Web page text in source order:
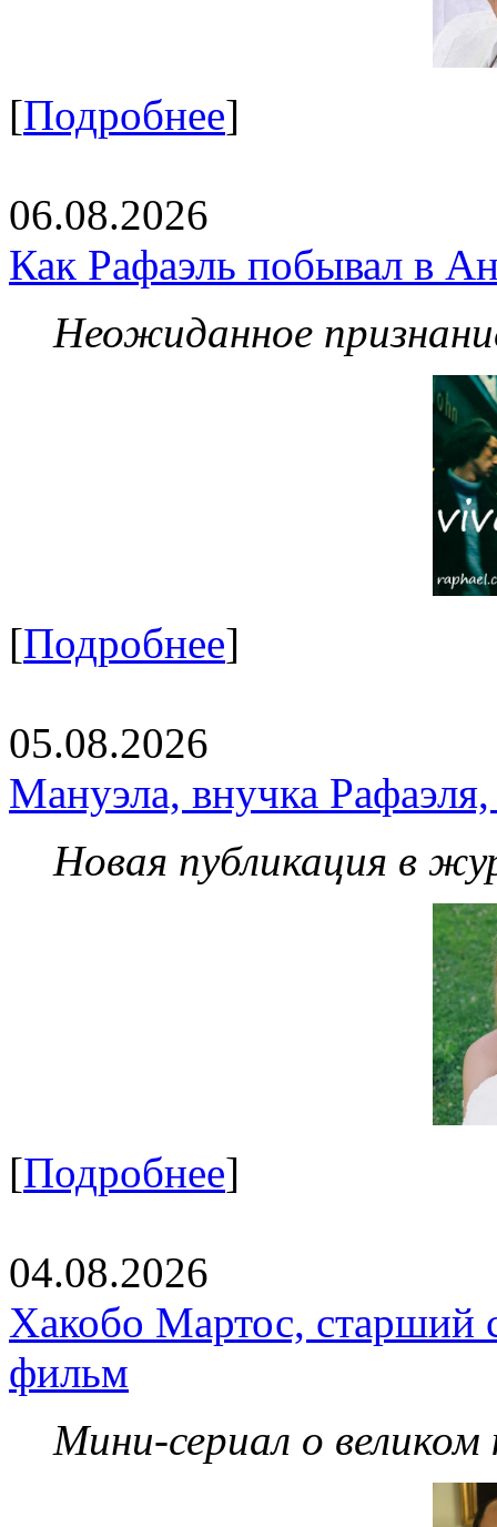
[Подробнее]
06.08.2026
Как Рафаэль побывал в
Неожиданное
[Подробнее]
05.08.2026
Мануэла, внучка
Новая публикация в
[Подробнее]
04.08.2026
Хакобо Мартос, старший
фильм
Мини-сериал о великом